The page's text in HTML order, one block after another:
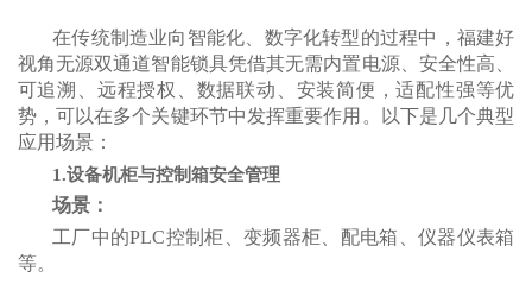
在传统制造业向智能化、数字化转型的过程中，福建好
视角无源双通道智能锁具凭借其无需内置电源、安全性高、
可追溯、远程授权、数据联动、安装简便，适配性强等优
势，可以在多个关键环节中发挥重要作用。以下是几个典型
应用场景：
1.设备机柜与控制箱安全管理
场景：
工厂中的PLC控制柜、变频器柜、配电箱、仪器仪表箱
等。